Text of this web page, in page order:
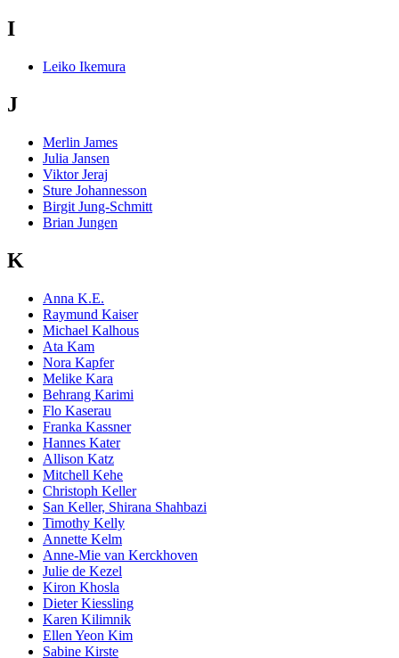
I
Leiko Ikemura
J
Merlin James
Julia Jansen
Viktor Jeraj
Sture Johannesson
Birgit Jung-Schmitt
Brian Jungen
K
Anna K.E.
Raymund Kaiser
Michael Kalhous
Ata Kam
Nora Kapfer
Melike Kara
Behrang Karimi
Flo Kaserau
Franka Kassner
Hannes Kater
Allison Katz
Mitchell Kehe
Christoph Keller
San Keller, Shirana Shahbazi
Timothy Kelly
Annette Kelm
Anne-Mie van Kerckhoven
Julie de Kezel
Kiron Khosla
Dieter Kiessling
Karen Kilimnik
Ellen Yeon Kim
Sabine Kirste